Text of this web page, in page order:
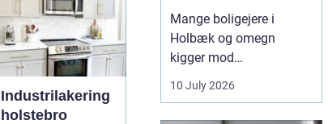
Industrilakering
holstebro
og bedre indeklima
Mange boligejere i
Holbæk og omegn
kigger mod
varmepumper for at
sænke varmeregningen
10 July 2026